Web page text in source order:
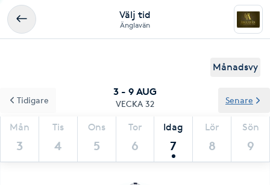
Välj tid
Änglavän
Månadsvy
3 - 9 AUG
VECKA 32
Mån
3
Tis
4
Ons
5
Tor
6
Idag
7
Lör
8
Sön
9
Tidigare Senare